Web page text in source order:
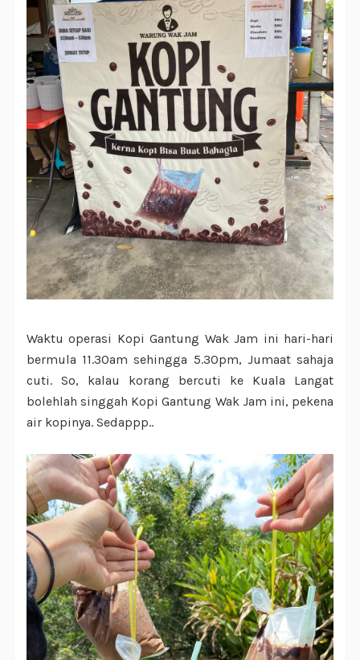
Waktu operasi Kopi Gantung Wak Jam ini hari-hari
bermula 11.30am sehingga 5.30pm, Jumaat sahaja
cuti. So, kalau korang bercuti ke Kuala Langat
bolehlah singgah Kopi Gantung Wak Jam ini, pekena
air kopinya. Sedappp..